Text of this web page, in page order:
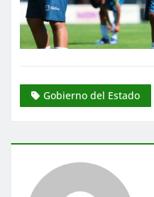
Gobierno del Estado